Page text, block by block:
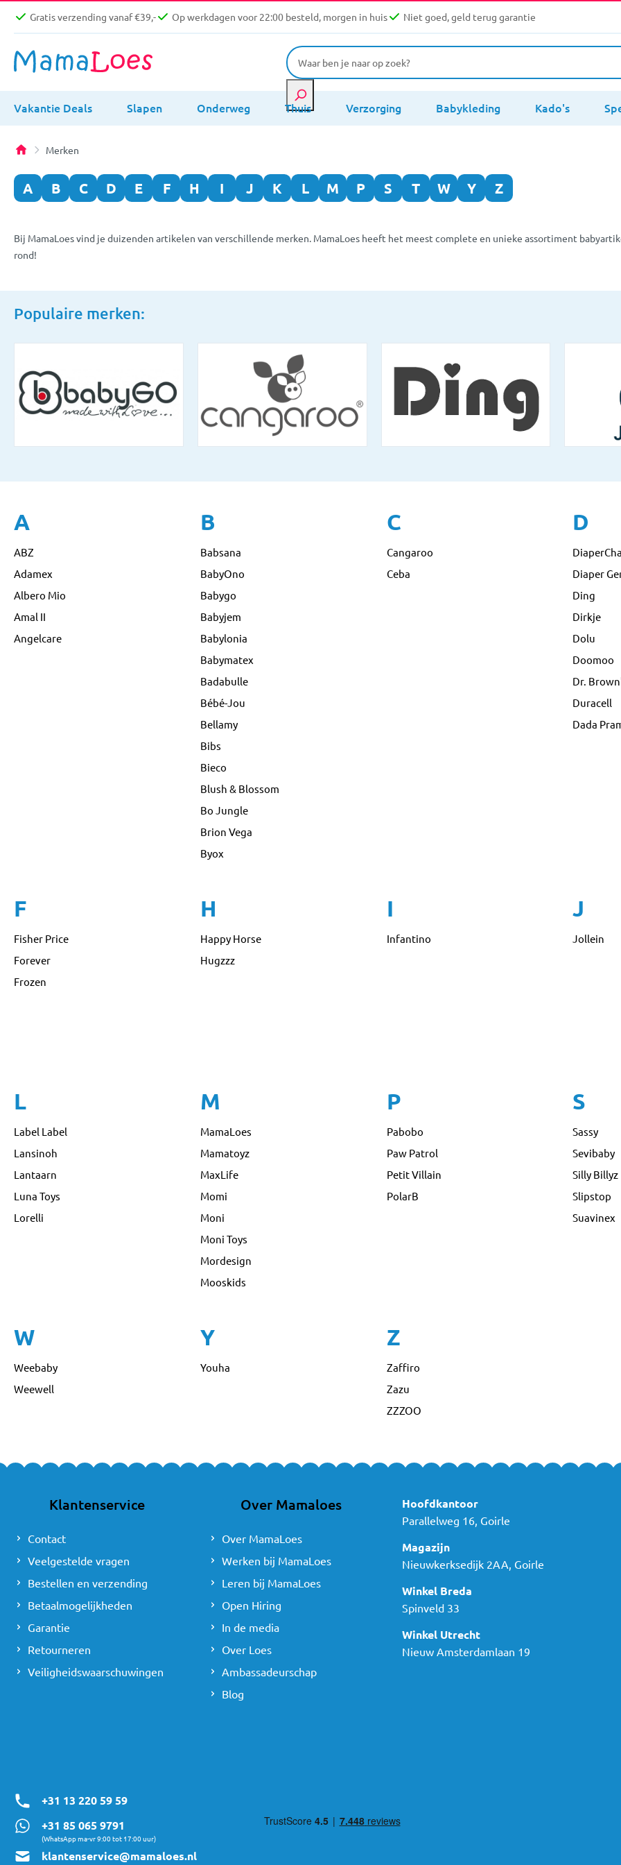
Gratis verzending vanaf €39,- Op werkdagen voor 22:00 besteld, morgen in huis Niet goed, geld terug garantie
Vakantie Deals Slapen Onderweg Thuis Verzorging Babykleding Kado's
Merken
A B C D E F H I J K L M P S T W Y Z
Bij MamaLoes vind je duizenden artikelen van verschillende merken. MamaLoes heeft het meest complete en unieke assortiment
rond!
Populaire merken:
A
ABZ
Adamex
Albero Mio
Amal II
Angelcare
B
Babsana
BabyOno
Babygo
Babyjem
Babylonia
Babymatex
Badabulle
Bébé-Jou
Bellamy
Bibs
Bieco
Blush & Blossom
Bo Jungle
Brion Vega
Byox
C
Cangaroo
Ceba
D
Diaper
Ding
Dirkje
Dolu
Doomoo
Dr.
Duracell
Dada
F
Fisher Price
Forever
Frozen
H
Happy Horse
Hugzzz
I
Infantino
J
Jollein
L
Label Label
Lansinoh
Lantaarn
Luna Toys
Lorelli
M
MamaLoes
Mamatoyz
MaxLife
Momi
Moni
Moni Toys
Mordesign
Mooskids
P
Pabobo
Paw Patrol
Petit Villain
PolarB
S
Sassy
Sevibaby
Silly Billyz
Slipstop
Suavinex
W
Weebaby
Weewell
Y
Youha
Z
Zaffiro
Zazu
ZZZOO
Klantenservice
Contact
Veelgestelde vragen
Bestellen en verzending
Betaalmogelijkheden
Garantie
Retourneren
Veiligheidswaarschuwingen
Over Mamaloes
Over MamaLoes
Werken bij MamaLoes
Leren bij MamaLoes
Open Hiring
In de media
Over Loes
Ambassadeurschap
Blog
Hoofdkantoor
Parallelweg 16, Goirle
Magazijn
Nieuwkerksedijk 2AA, Goirle
Winkel Breda
Spinveld 33
Winkel Utrecht
Nieuw Amsterdamlaan 19
+31 13 220 59 59
+31 85 065 9791
(WhatsApp ma-vr 9:00 tot 17:00 uur)
klantenservice@mamaloes.nl